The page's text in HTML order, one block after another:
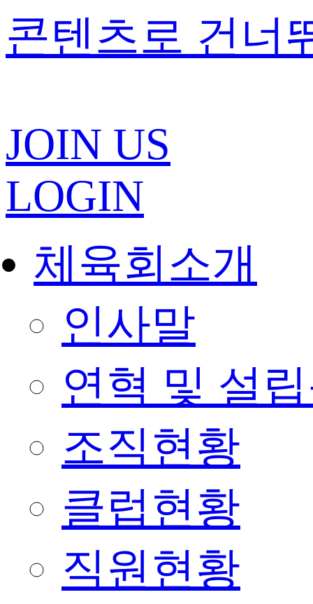
콘텐츠로 건너
JOIN US
LOGIN
체육회소개
인사말
연혁 및 설
조직현황
클럽현황
직원현황